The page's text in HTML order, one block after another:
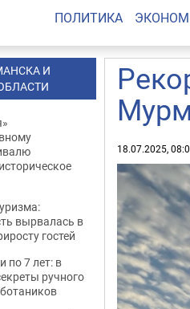
ПОЛИТИКА
18.07.2025,
И
вырвалась в
гостей
по 7 лет: в
ручного